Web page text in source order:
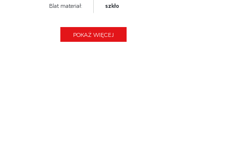
Blat materiał: szkło
Blat kolor: transparentny (dymiony)
POKAŻ WIĘCEJ